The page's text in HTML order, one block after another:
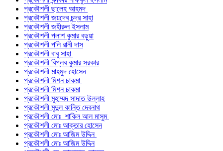
প্রকৌশলী ছালেহ আহমদ
প্রকৌশলী জয়দেব চন্দ্র সাহা
প্রকৌশলী জহীরুল ইসলাম
প্রকৌশলী পলাশ কুমার বড়ুয়া
প্রকৌশলী পলি রানী দাস
প্রকৌশলী বাবু সাহা
প্রকৌশলী বিপ্লব কুমার সরকার
প্রকৌশলী মাহমুদ হোসেন
প্রকৌশলী মিশন চাকমা
প্রকৌশলী মিশন চাকমা
প্রকৌশলী মুহাম্মদ সাদাত উল্লাহ
প্রকৌশলী মৃদুল কান্তি দেবনাথ
প্রকৌশলী মোঃ শাকিল আল মাসুম
প্রকৌশলী মোঃ আক্তার হোসেন
প্রকৌশলী মোঃ আজিম উদ্দিন
প্রকৌশলী মোঃ আজিম উদ্দিন